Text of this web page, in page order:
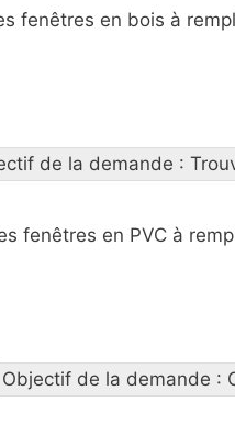
fenêtres en bois à
de la demande :
fenêtres en PVC à
Objectif de la demande :